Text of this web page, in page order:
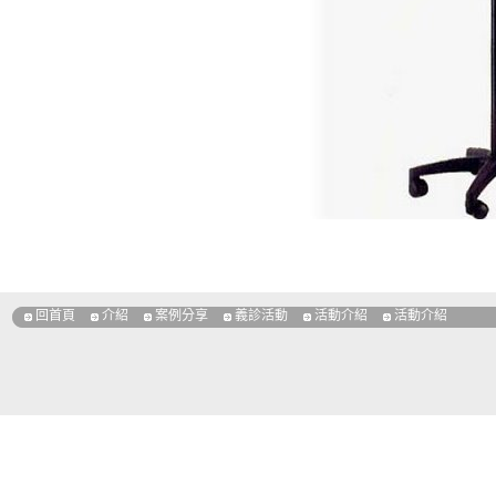
回首頁 介紹 案例分享 義診活動 活動介紹 活動介紹